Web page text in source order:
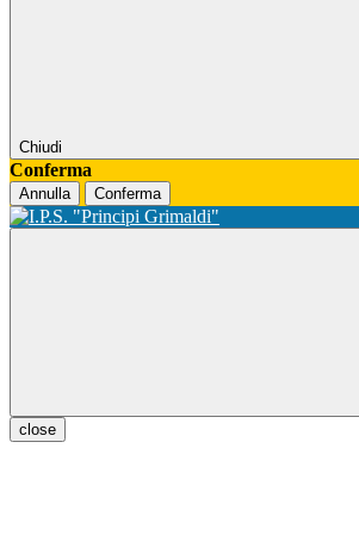
Chiudi
Conferma
Annulla Conferma
close